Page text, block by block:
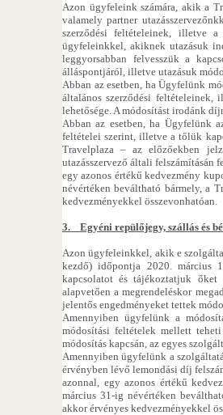
Azon ügyfeleink számára, akik a
valamely partner
szerződési feltételeinek, illetve
ügyfeleinkkel, akiknek utazásuk
leggyorsabban felvesszük a
álláspontjáról, illetve utazásuk
Abban az esetben, ha Ügyfelünk
általános szerződési
lehetősége. A módosítást irodánk
Abban az esetben, ha Ügyfelünk
feltételei szerint, illetve a tőlük
Travelplaza – az előzőekben
utazásszervező általi felszámításán
egy azonos értékű kedvezmény
névértéken beváltható bármely, a
kedvezményekkel összevonhatóan.
3. Egyéni repülőjegy, szállás és
Azon ügyfeleinkkel, akik e
kezdő) időpontja 2020. március
kapcsolatot és tájékoztatjuk őket
alapvetően a megrendeléskor
jelentős engedményeket tettek
Amennyiben ügyfelünk a
módosítási feltételek mellett
módosítás kapcsán, az egyes
Amennyiben ügyfelünk a
érvényben lévő lemondási díj
azonnal, egy azonos értékű
március 31-ig névértéken
akkor érvényes kedvezményekkel